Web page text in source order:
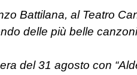
Battilana, al Teatro
delle più belle
del 31 agosto con